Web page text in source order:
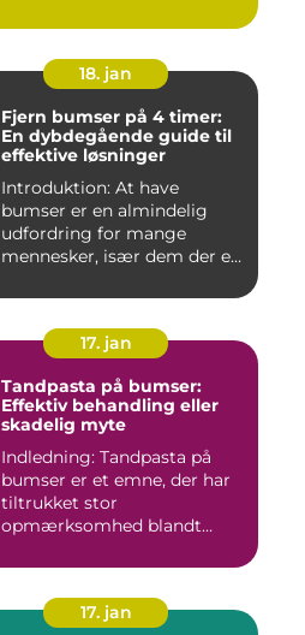
18. jan
Fjern bumser på 4 timer:
En dybdegående guide til
effektive løsninger
Introduktion: At have
bumser er en almindelig
udfordring for mange
mennesker, især dem der er
17. jan
Tandpasta på bumser:
Effektiv behandling eller
skadelig myte
Indledning: Tandpasta på
bumser er et emne, der har
tiltrukket stor
opmærksomhed blandt
17. jan